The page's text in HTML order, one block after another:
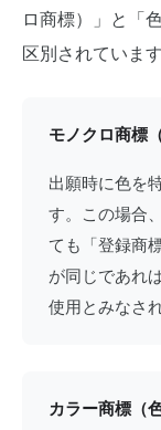
ロ商標）」と「
区別されています
モノクロ商標
出願時に色を
す。この場合
ても「登録商
が同じであれ
使用とみなさ
カラー商標（